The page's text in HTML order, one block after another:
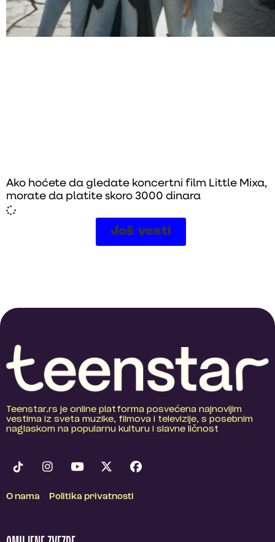
Ako hoćete da gledate koncertni film Little Mixa,
morate da platite skoro 3000 dinara
Još vesti
Teenstar.rs je online platforma posvećena najnovijim
vestima iz sveta muzike, filmova i televizije, s posebnim
naglaskom na popularnu kulturu i slavne ličnost
O nama Politika privatnosti